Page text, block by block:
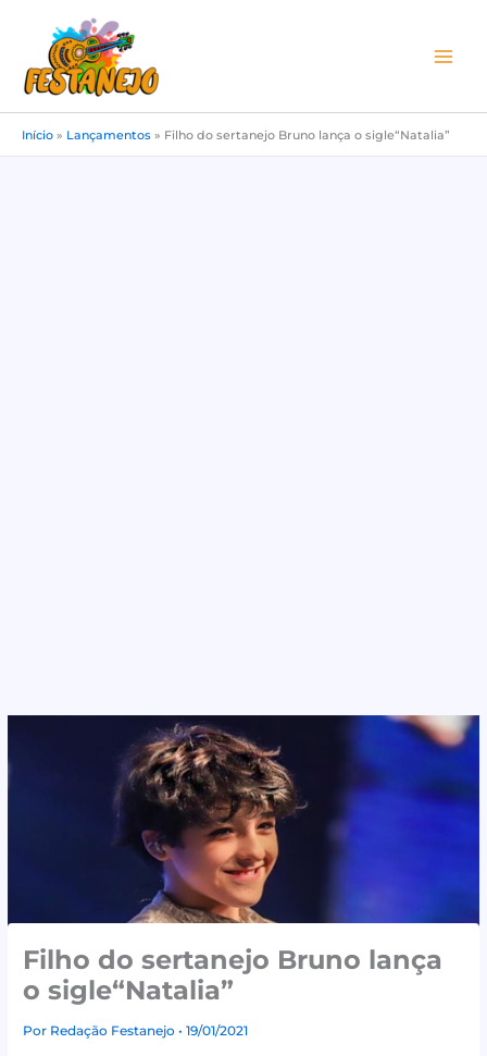
conteúdo
Início » Lançamentos » Filho do sertanejo Bruno lança o sigle“Natalia”
Filho do sertanejo Bruno lança
o sigle“Natalia”
Por Redação Festanejo• 19/01/2021